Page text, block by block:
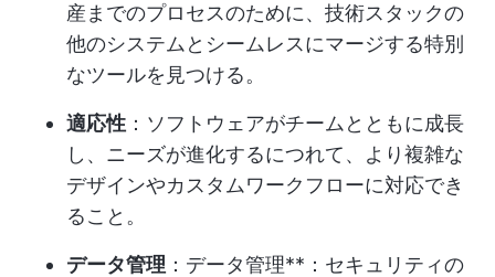
産までのプロセスのために、技術スタックの
他のシステムとシームレスにマージする特別
なツールを見つける。
適応性 ：ソフトウェアがチームとともに成長
し、ニーズが進化するにつれて、より複雑な
デザインやカスタムワークフローに対応でき
ること。
データ管理 ：データ管理**：セキュリティの